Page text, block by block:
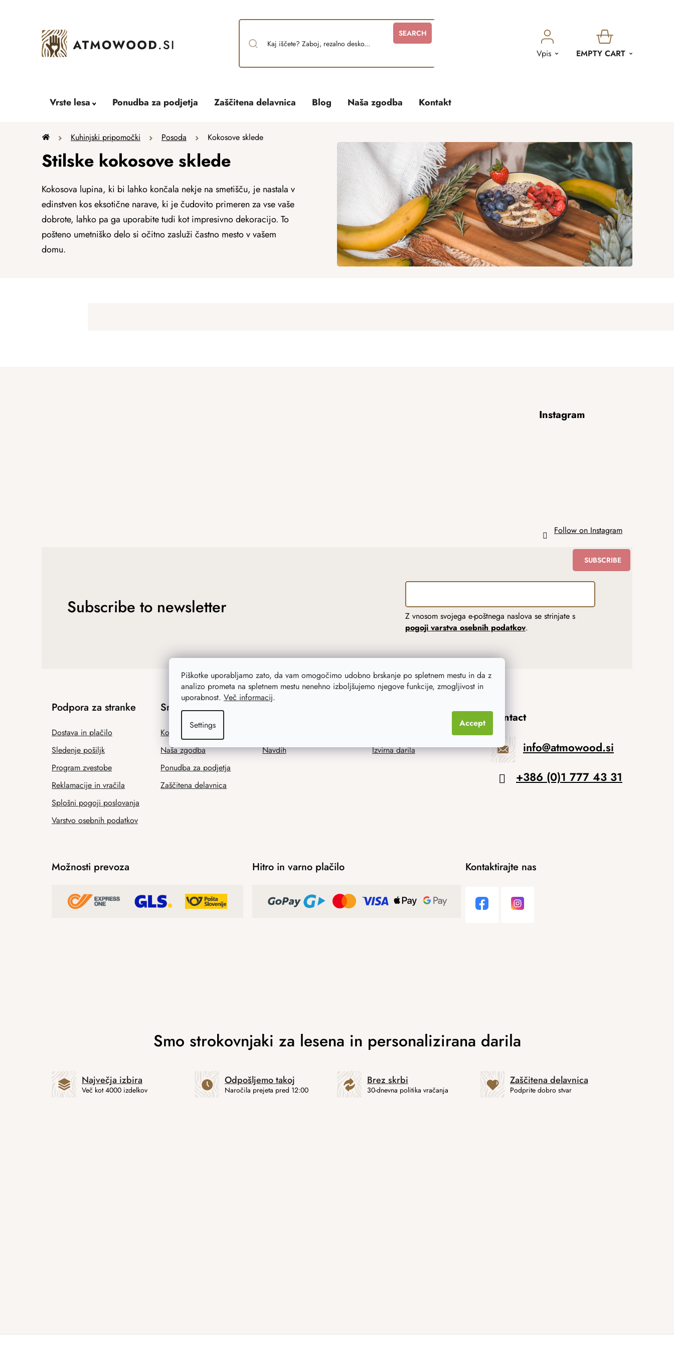
Piškotke uporabljamo zato, da vam omogočimo udobno brskanje po spletnem mestu in da z
analizo prometa na spletnem mestu nenehno izboljšujemo njegove funkcije, zmogljivost in
uporabnost. Več informacij.
Settings Accept
SEARCH
Vpis
SHOPPING
EMPTY CART
Vrste lesa Ponudba za podjetja Zaščitena delavnica Blog Naša zgodba Kontakt
Home Kuhinjski pripomočki Posoda Kokosove sklede
Stilske kokosove sklede
Kokosova lupina, ki bi lahko končala nekje na smetišču, je nastala v
edinstven kos eksotične narave, ki je čudovito primeren za vse vaše
dobrote, lahko pa ga uporabite tudi kot impresivnodekoracijo. To
pošteno umetniško delo si očitno zasluži častno mesto v vašem
domu.
Instagram
Follow on Instagram
Subscribe to newsletter
Z vnosom svojega e-poštnega naslova se strinjate s
pogoji varstva osebnih podatkov.
SUBSCRIBE
Podpora za stranke
Dostava in plačilo
Sledenje pošiljk
Program zvestobe
Reklamacije in vračila
Splošni pogoji poslovanja
Varstvo osebnih podatkov
Smo AtmoWood.si
Kontakt
Naša zgodba
Ponudba za podjetja
Zaščitena delavnica
Navdih
Izvirna darila
Contact
info@atmowood.si
+386 (0)1 777 43 31
Možnosti prevoza Hitro in varno plačilo Kontaktirajte nas
Največja izbira
Več kot 4000 izdelkov
Odpošljemo takoj
Naročila prejeta pred 12:00
Brez skrbi
30-dnevna politika vračanja
Zaščitena delavnica
Podprite dobro stvar